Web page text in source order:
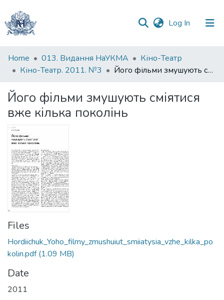
Log In (current)
Communities
&
All of DSpace
Statistics
Home 013. Видання НаУКМА
Кіно-Театр
Кіно-Театр. 2011. №3
Його фільми змушують сміятися вже кілька поколінь
Його фільми змушують сміятися
вже кілька поколінь
Files
Hordiichuk_Yoho_filmy_zmushuiut_smiiatysia_vzhe_kilka_po
kolin.pdf(1.09 MB)
Date
2011